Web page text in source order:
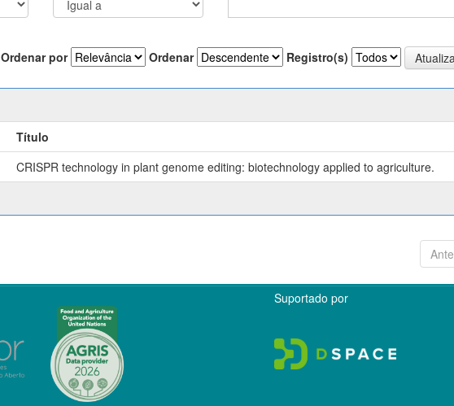
Ordenar por Ordenar Registro(s)
Título
CRISPR technology in plant genome editing: biotechnology applied to agriculture.
Suportado por